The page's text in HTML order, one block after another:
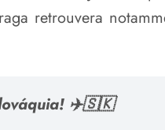
retrouvera
✈️🇸🇰